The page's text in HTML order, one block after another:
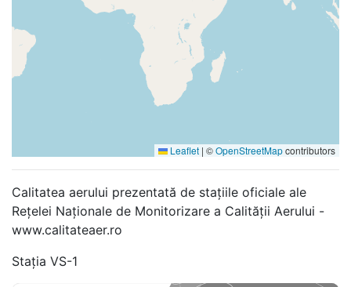
Leaflet | ©OpenStreetMapcontributors
Calitatea aerului prezentată de stațiile oficiale ale
Rețelei Naționale de Monitorizare a Calității Aerului -
www.calitateaer.ro
Stația VS-1